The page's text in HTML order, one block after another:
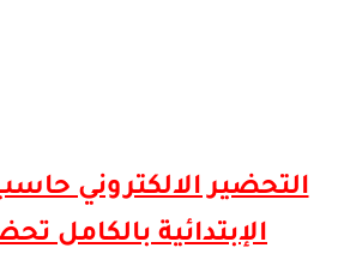
التحضير الالكتروني
الإبتدائية بالكامل